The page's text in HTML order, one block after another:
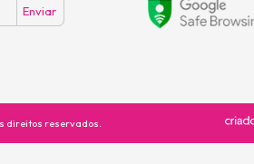
direitos reservados.